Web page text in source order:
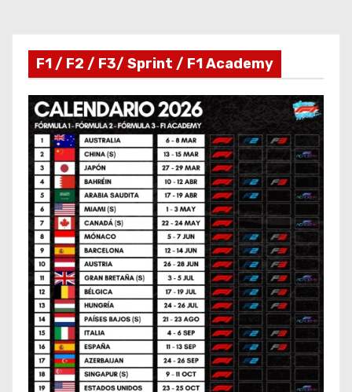
F1 / F2 / F3/ Sprint / F1 Academy